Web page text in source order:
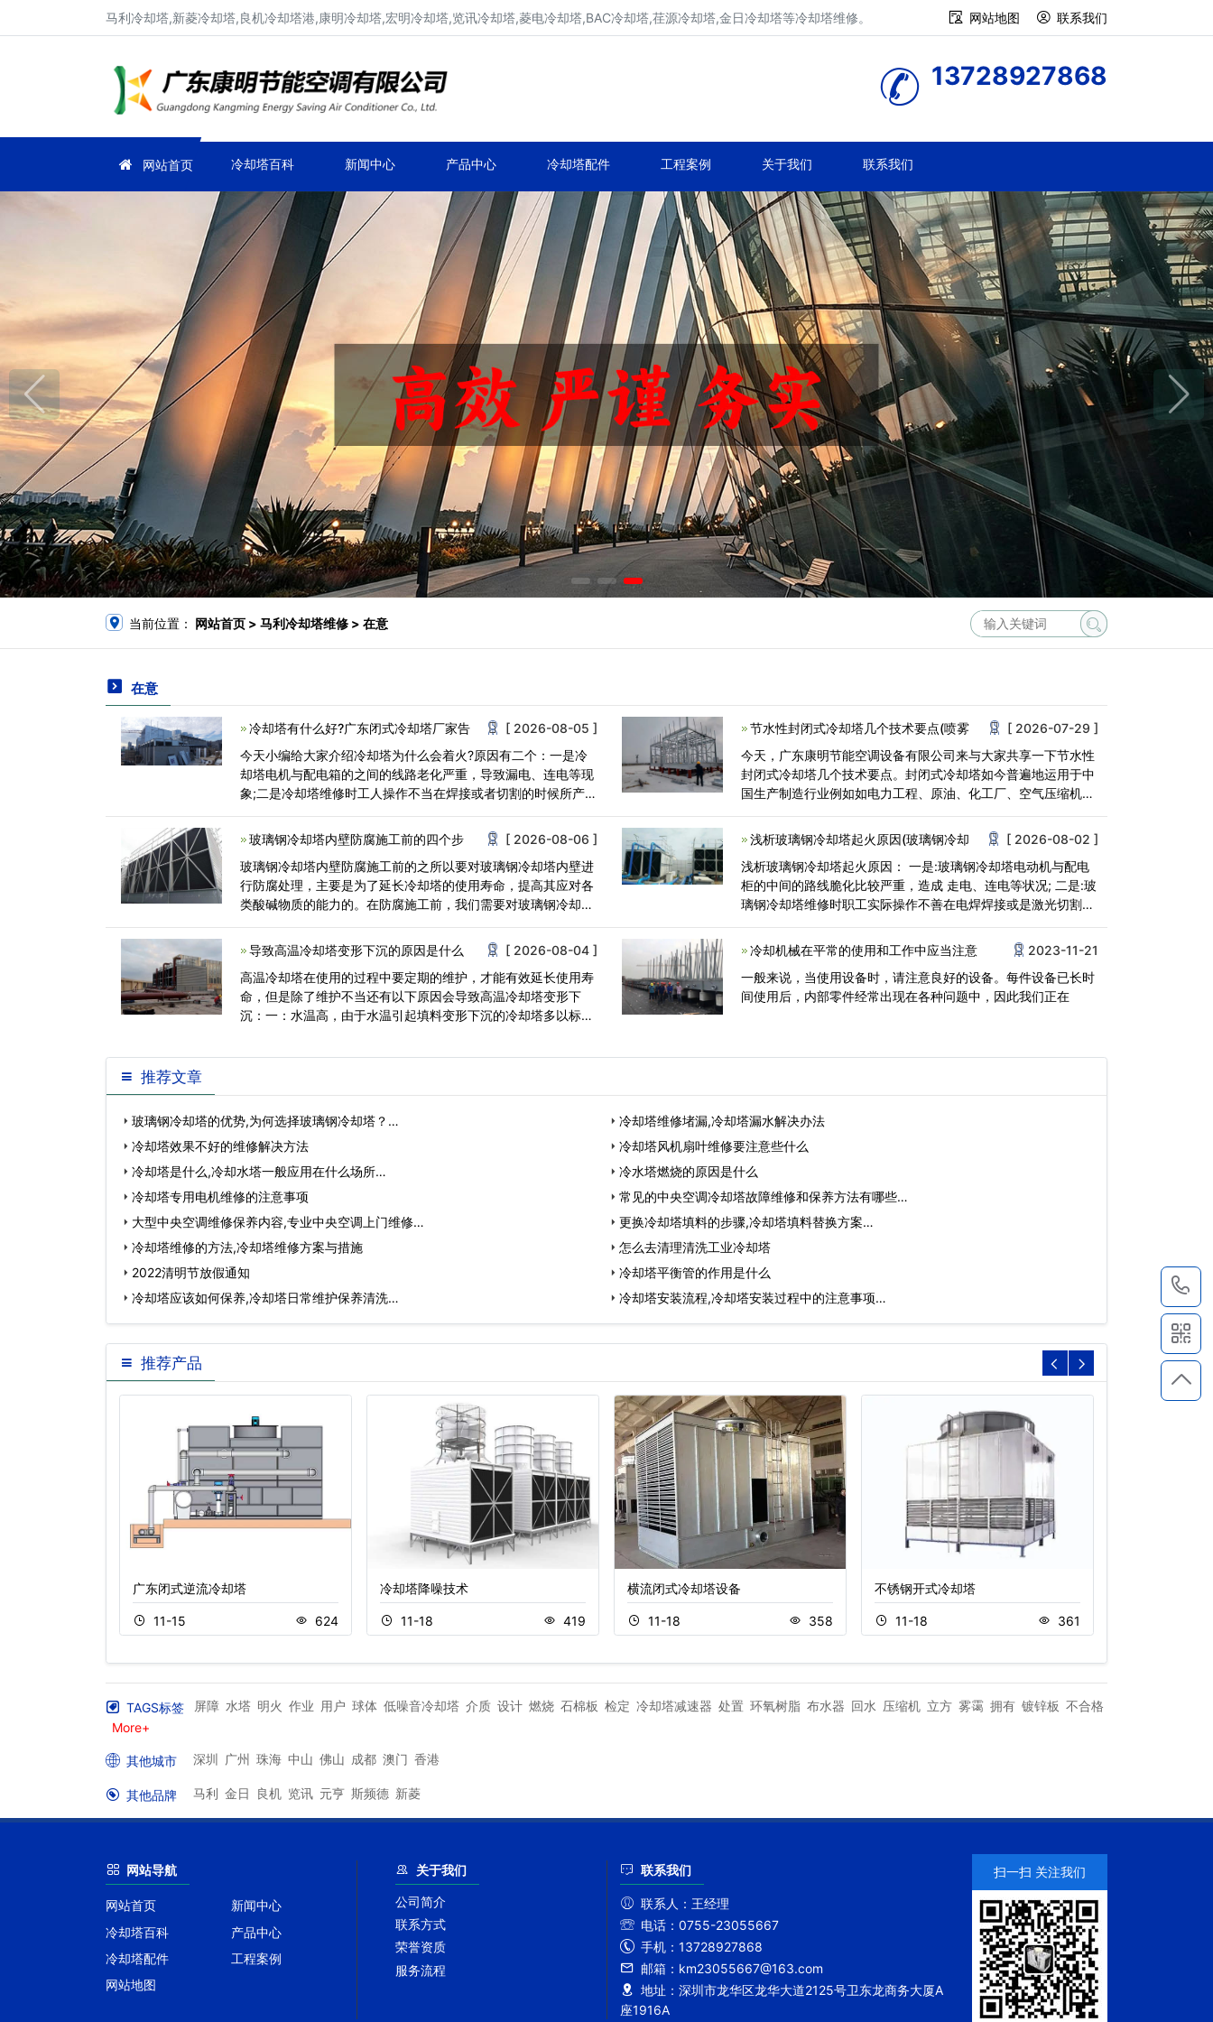
马利冷却塔,新菱冷却塔,良机冷却塔港,康明冷却塔,宏明冷却塔,览讯冷却塔,菱电冷却塔,BAC冷却塔,荏源冷却塔,金日冷却塔等冷却塔维修。 网站地图 联系我们
13728927868
网站首页 冷却塔百科 新闻中心 产品中心 冷却塔配件 工程案例 关于我们 联系我们
当前位置： 网站首页 > 马利冷却塔维修 > 在意
在意
冷却塔有什么好?广东闭式冷却塔厂家告
[ 2026-08-05 ]
今天小编给大家介绍冷却塔为什么会着火?原因有二个：一是冷
却塔电机与配电箱的之间的线路老化严重，导致漏电、连电等现
象;二是冷却塔维修时工人操作不当在焊接或者切割的时候所产
节水性封闭式冷却塔几个技术要点(喷雾
[ 2026-07-29 ]
今天，广东康明节能空调设备有限公司来与大家共享一下节水性
封闭式冷却塔几个技术要点。封闭式冷却塔如今普遍地运用于中
国生产制造行业例如如电力工程、原油、化工厂、空气压缩机、
玻璃钢冷却塔内壁防腐施工前的四个步
[ 2026-08-06 ]
玻璃钢冷却塔内壁防腐施工前的之所以要对玻璃钢冷却塔内壁进
行防腐处理，主要是为了延长冷却塔的使用寿命，提高其应对各
类酸碱物质的能力的。在防腐施工前，我们需要对玻璃钢冷却塔
浅析玻璃钢冷却塔起火原因(玻璃钢冷却
[ 2026-08-02 ]
浅析玻璃钢冷却塔起火原因： 一是:玻璃钢冷却塔电动机与配电
柜的中间的路线脆化比较严重，造成 走电、连电等状况; 二是:玻
璃钢冷却塔维修时职工实际操作不善在电焊焊接或是激光切割的
导致高温冷却塔变形下沉的原因是什么
[ 2026-08-04 ]
高温冷却塔在使用的过程中要定期的维护，才能有效延长使用寿
命，但是除了维护不当还有以下原因会导致高温冷却塔变形下
沉：一：水温高，由于水温引起填料变形下沉的冷却塔多以标准
冷却机械在平常的使用和工作中应当注意
2023-11-21
一般来说，当使用设备时，请注意良好的设备。每件设备已长时
间使用后，内部零件经常出现在各种问题中，因此我们正在
推荐文章
玻璃钢冷却塔的优势,为何选择玻璃钢冷却塔？…
冷却塔维修堵漏,冷却塔漏水解决办法
冷却塔效果不好的维修解决方法
冷却塔风机扇叶维修要注意些什么
冷却塔是什么,冷却水塔一般应用在什么场所…
冷水塔燃烧的原因是什么
冷却塔专用电机维修的注意事项
常见的中央空调冷却塔故障维修和保养方法有哪些…
大型中央空调维修保养内容,专业中央空调上门维修…
更换冷却塔填料的步骤,冷却塔填料替换方案…
冷却塔维修的方法,冷却塔维修方案与措施
怎么去清理清洗工业冷却塔
2022清明节放假通知
冷却塔平衡管的作用是什么
冷却塔应该如何保养,冷却塔日常维护保养清洗…
冷却塔安装流程,冷却塔安装过程中的注意事项…
推荐产品
广东闭式逆流冷却塔
11-15 624
冷却塔降噪技术
11-18 419
横流闭式冷却塔设备
11-18 358
不锈钢开式冷却塔
11-18 361
TAGS标签 屏障 水塔 明火 作业 用户 球体 低噪音冷却塔 介质 设计 燃烧 石棉板 检定 冷却塔减速器 处置 环氧树脂 布水器 回水 压缩机 立方 雾霭 拥有 镀锌板 不合格
More+
其他城市 深圳 广州 珠海 中山 佛山 成都 澳门 香港
其他品牌 马利 金日 良机 览讯 元亨 斯频德 新菱
网站导航
网站首页
新闻中心
冷却塔百科
产品中心
冷却塔配件
工程案例
网站地图
关于我们
公司简介
联系方式
荣誉资质
服务流程
联系我们
联系人： 王经理
电话： 0755-23055667
手机： 13728927868
邮箱： km23055667@163.com
地址： 深圳市龙华区龙华大道2125号卫东龙商务大厦A
座1916A
扫一扫 关注我们